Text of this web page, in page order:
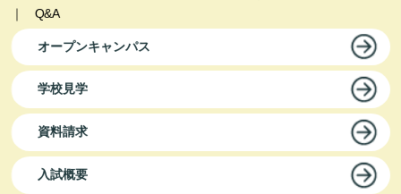
｜ Q&A
オープンキャンパス
学校見学
資料請求
入試概要